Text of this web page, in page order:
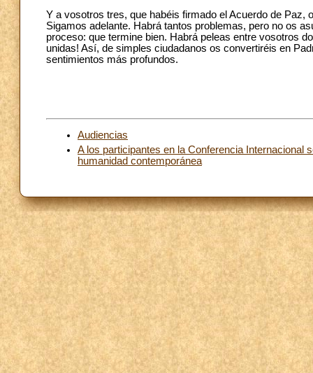
Y a vosotros tres, que habéis firmado el Acuerdo de
Sigamos adelante. Habrá tantos problemas, pero no os
proceso: que termine bien. Habrá peleas entre vosotros
unidas! Así, de simples ciudadanos os convertiréis en
sentimientos más profundos.
Audiencias
A los participantes en la Conferencia Internacional
humanidad contemporánea